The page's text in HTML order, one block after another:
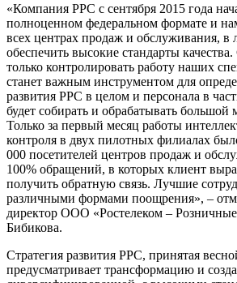
«Компания РРС с сентября 2015 года
полноценном федеральном формате и
всех центрах продаж и обслуживания, в
обеспечить высокие стандарты
только контролировать работу наших
станет важным инструментом для
развития РРС в целом и персонала в
будет собирать и обрабатывать большой
Только за первый месяц работы
контроля в двух пилотных филиалах
000 посетителей центров продаж и
100% обращений, в которых клиент
получить обратную связь. Лучшие
различными формами поощрения», –
директор ООО «Ростелеком –
Бибикова.
Стратегия развития РРС, принятая
предусматривает трансформацию и